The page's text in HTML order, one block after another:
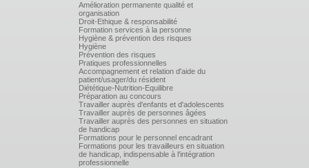
Amélioration permanente qualité et
organisation
Droit-Ethique & responsabilité
Formation services à la personne
Hygiène & prévention des risques
Hygiène
Prévention des risques
Pratiques professionnelles
Accompagnement et relation d'aide du
patient/usager/du résident
Diététique-Nutrition-Equilibre
Préparation au concours
Travailler auprès d'enfants et d'adolescents
Travailler auprès de personnes âgées
Travailler auprès des personnes en situation
de handicap
Formations pour le personnel encadrant
Formations pour les travailleurs en situation
de handicap, indispensable à l'intégration
professionnelle